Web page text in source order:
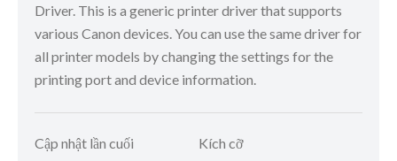
Driver. This is a generic printer driver that supports
various Canon devices. You can use the same driver for
all printer models by changing the settings for the
printing port and device information.
Cập nhật lần cuối
Kích cỡ